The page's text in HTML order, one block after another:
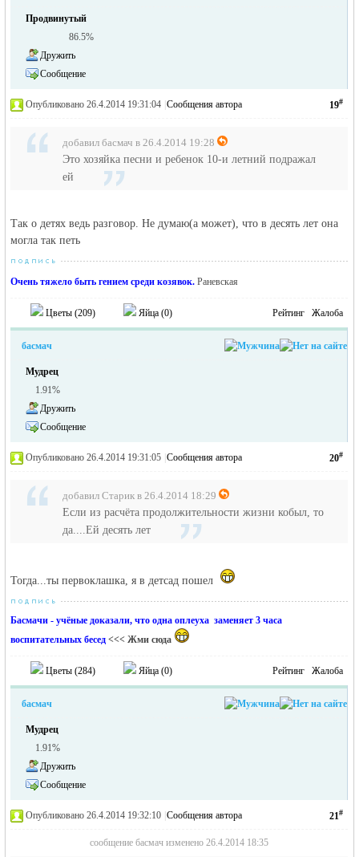
Продвинутый
86.5%
Дружить
Сообщение
19#
Опубликовано 26.4.2014 19:31:04 Сообщения автора
добавил басмач в 26.4.2014 19:28
Это хозяйка песни и ребенок 10-и летний подражал
ей
Так о детях ведь разговор. Не думаю(а может), что в десять лет она
могла так петь
Очень тяжело быть гением среди козявок. Раневская
Цветы (209) Яйца (0) Рейтинг Жалоба
басмач
Мудрец
1.91%
Дружить
Сообщение
20#
Опубликовано 26.4.2014 19:31:05 Сообщения автора
добавил Старик в 26.4.2014 18:29
Если из расчёта продолжительности жизни кобыл, то
да....Ей десять лет
Тогда...ты первоклашка, я в детсад пошел
Басмачи - учёные доказали, что одна оплеуха заменяет 3 часа
воспитательных бесед <<< Жми сюда
Цветы (284) Яйца (0) Рейтинг Жалоба
басмач
Мудрец
1.91%
Дружить
Сообщение
21#
Опубликовано 26.4.2014 19:32:10 Сообщения автора
сообщение басмач изменено 26.4.2014 18:35